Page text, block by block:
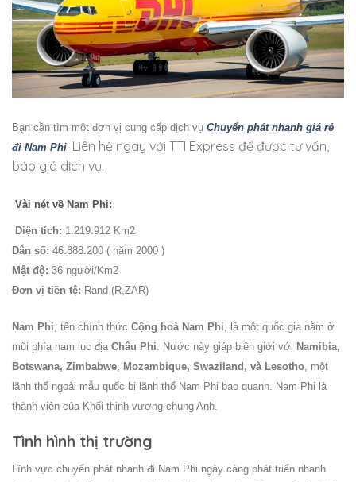
Bạn cần tìm một đơn vị cung cấp dịch vụ Chuyển phát nhanh giá rẻ
đi Nam Phi. Liên hệ ngay với TTI Express để được tư vấn,
báo giá dịch vụ.
Vài nét về Nam Phi:
Diện tích: 1.219.912 Km2
Dân số: 46.888.200 ( năm 2000 )
Mật độ: 36 người/Km2
Đơn vị tiền tệ: Rand (R,ZAR)
Nam Phi, tên chính thức Cộng hoà Nam Phi, là một quốc gia nằm ở
mũi phía nam lục địa Châu Phi. Nước này giáp biên giới với Namibia,
Botswana, Zimbabwe, Mozambique, Swaziland, và Lesotho, một
lãnh thổ ngoài mẫu quốc bị lãnh thổ Nam Phi bao quanh. Nam Phi là
thành viên của Khối thịnh vượng chung Anh.
Tình hình thị trường
Lĩnh vực chuyển phát nhanh đi Nam Phi ngày càng phát triển nhanh